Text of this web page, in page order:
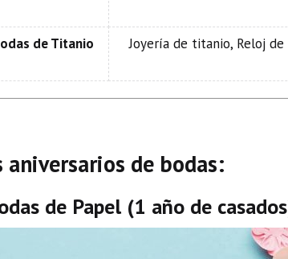
de Titanio
Joyería de titanio, Reloj
de bodas:
de Papel (1 año de